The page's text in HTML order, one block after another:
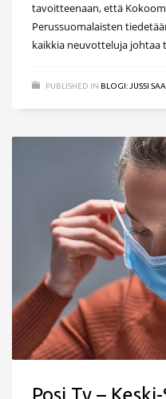
tavoitteenaan, että
Perussuomalaisten
kaikkia neuvotteluja johtaa
PUBLISHED IN BLOGI: JUSSI
Posi Tv –